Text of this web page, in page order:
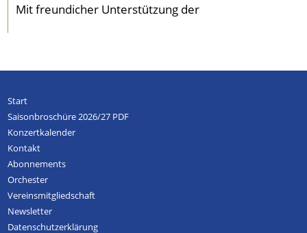
Mit freundicher Unterstützung der
Start
Saisonbroschüre 2026/27 PDF
Konzertkalender
Kontakt
Abonnements
Orchester
Vereinsmitgliedschaft
Newsletter
Datenschutzerklärung